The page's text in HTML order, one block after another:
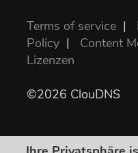
Terms of service |
Policy | Content
Lizenzen
©2026 ClouDNS